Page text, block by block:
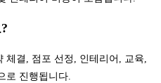
체결, 점포 선정, 인테리어, 교육,
로 진행됩니다.